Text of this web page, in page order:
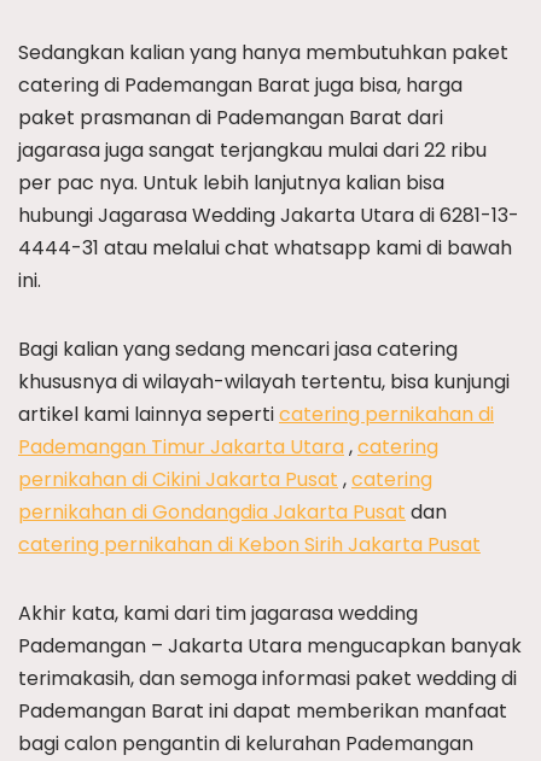
Sedangkan kalian yang hanya membutuhkan paket
catering di Pademangan Barat juga bisa, harga
paket prasmanan di Pademangan Barat dari
jagarasa juga sangat terjangkau mulai dari 22 ribu
per pac nya. Untuk lebih lanjutnya kalian bisa
hubungi Jagarasa Wedding Jakarta Utara di 6281-13-
4444-31 atau melalui chat whatsapp kami di bawah
ini.
Bagi kalian yang sedang mencari jasa catering
khususnya di wilayah-wilayah tertentu, bisa kunjungi
artikel kami lainnya seperticatering pernikahan di
Pademangan Timur Jakarta Utara,catering
pernikahan di Cikini Jakarta Pusat ,catering
pernikahan di Gondangdia Jakarta Pusat dan
catering pernikahan di Kebon Sirih Jakarta Pusat
Akhir kata, kami dari tim jagarasa wedding
Pademangan – Jakarta Utara mengucapkan banyak
terimakasih, dan semoga informasi paket wedding di
Pademangan Barat ini dapat memberikan manfaat
bagi calon pengantin di kelurahan Pademangan